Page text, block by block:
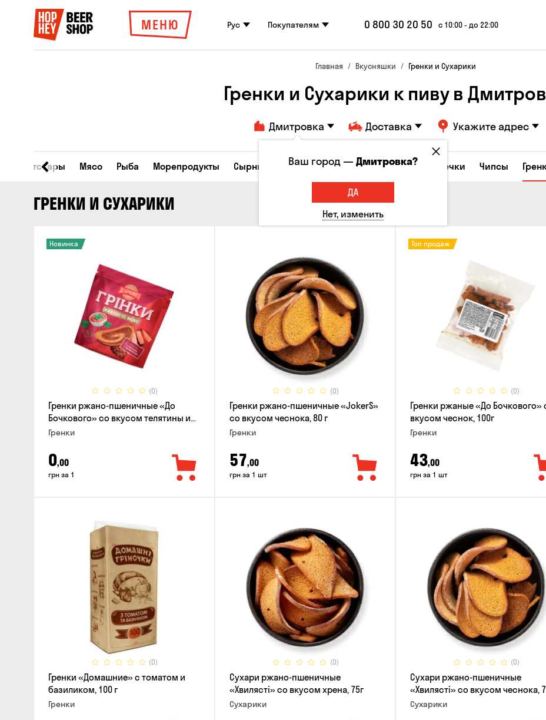
МЕНЮ Рус Покупателям 0 800 30 20 50 с 10:00 - до 22:00
Главная Вкусняшки Гренки и Сухарики
Гренки и Сухарики к пиву в
Дмитровка Доставка Укажите адрес
Все товары Мясо Рыба Морепродукты Сырные закуски Орешки Кукуруза Семечки Чипсы
ГРЕНКИ И СУХАРИКИ
(0)
Новинка
Гренки ржано-пшеничные «До
Бочкового» со вкусом телятины и
аджики, 75г
Гренки
0,00
грн за 1
(0)
Гренки ржано-пшеничные «JokerS»
со вкусом чеснока, 80 г
Гренки
57,00
грн за 1 шт
(0)
Топ продаж
Гренки ржаные «До Бочкового»
вкусом чеснок, 100г
Гренки
43,00
грн за 1 шт
(0)
Гренки «Домашние» с томатом и
базиликом, 100 г
Гренки
(0)
Сухари ржано-пшеничные
«Хвилясті» со вкусом хрена, 75г
Сухарики
(0)
Сухари ржано-пшеничные
«Хвилясті» со вкусом чеснока,
Сухарики
Ваш город —Дмитровка?
ДА
Нет, изменить